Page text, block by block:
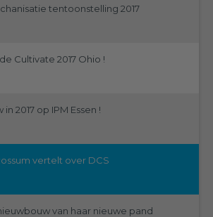
tentoonstelling 2017
Cultivate 2017 Ohio !
2017 op IPM Essen !
vertelt over DCS
van haar nieuwe pand